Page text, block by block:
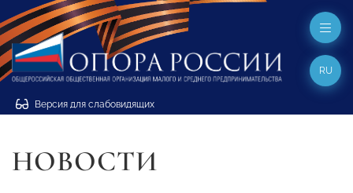
Версия для слабовидящих
RU
НОВОСТИ